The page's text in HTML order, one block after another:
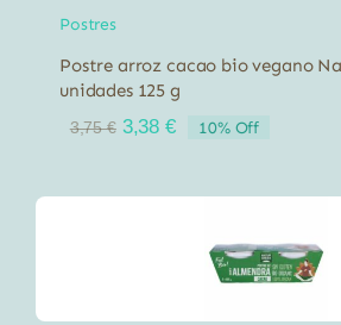
Postres
Postre arroz cacao bio vegano
unidades 125 g
3,75€ El
era:
3,38 €El
es:
10% Off